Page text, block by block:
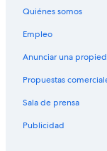
Quiénes somos
Empleo
Anunciar una
Propuestas
Sala de prensa
Publicidad